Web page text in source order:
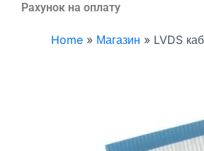
Рахунок на оплату
Home » Магазин » LVDS